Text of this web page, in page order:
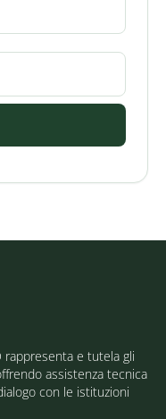
rappresenta e tutela gli
assistenza tecnica
con le istituzioni